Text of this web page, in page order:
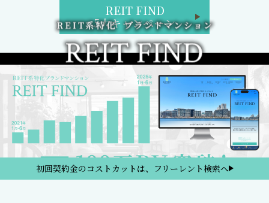
REIT FIND
5大キャンペーン
初回契約金のコストカットは、フリーレント検索へ